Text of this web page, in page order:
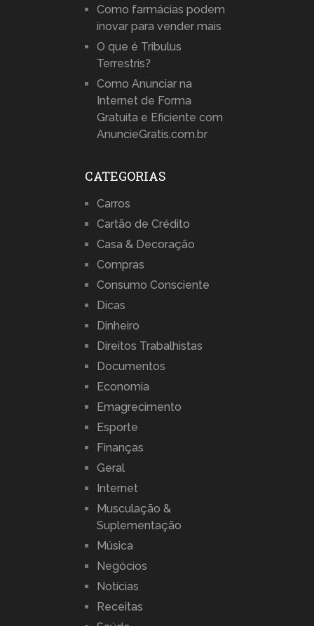
Como farmácias podem
inovar para vender mais
O que é Tribulus
Terrestris?
Como Anunciar na
Internet de Forma
Gratuita e Eficiente com
AnuncieGratis.com.br
CATEGORIAS
Carros
Cartão de Crédito
Casa & Decoração
Compras
Consumo Consciente
Dicas
Dinheiro
Direitos Trabalhistas
Documentos
Economia
Emagrecimento
Esporte
Finanças
Geral
Internet
Musculação &
Suplementação
Música
Negócios
Notícias
Receitas